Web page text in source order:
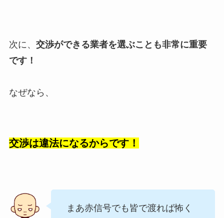
次に、 交渉ができる業者を選ぶことも非常に重要
です！
なぜなら、
交渉は違法になるからです！
まあ赤信号でも皆で渡れば怖く